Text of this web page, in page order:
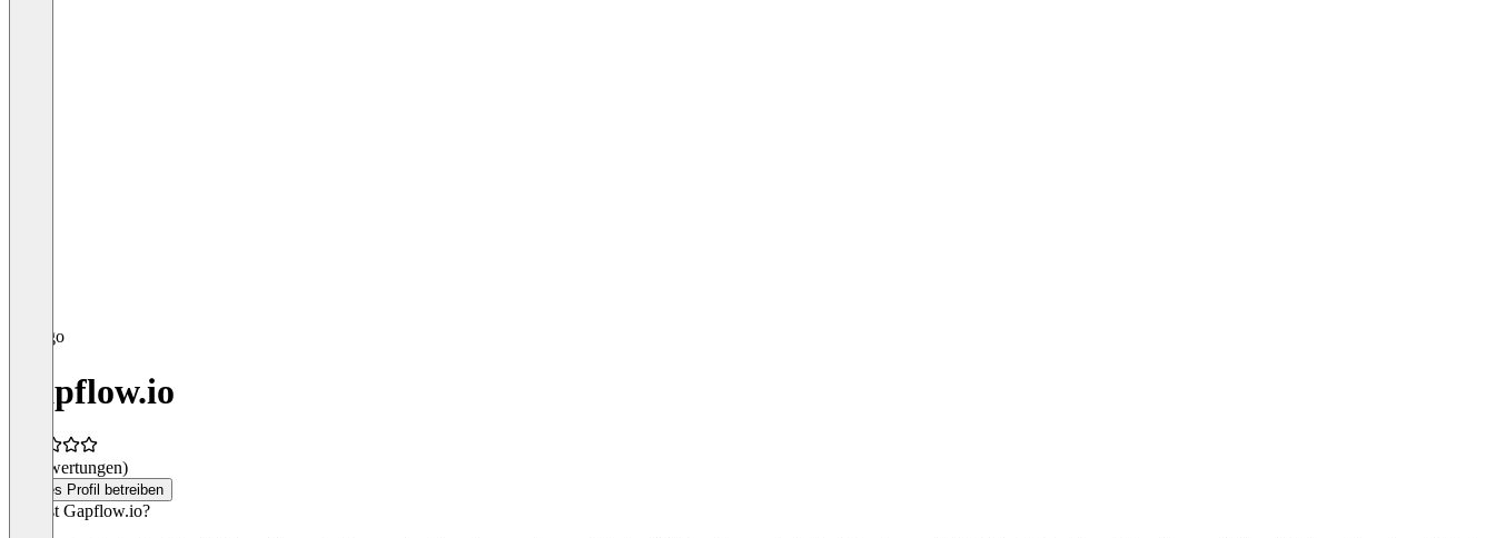
Gapflow.io
(0 Bewertungen)
Dieses Profil betreiben
Was ist Gapflow.io?